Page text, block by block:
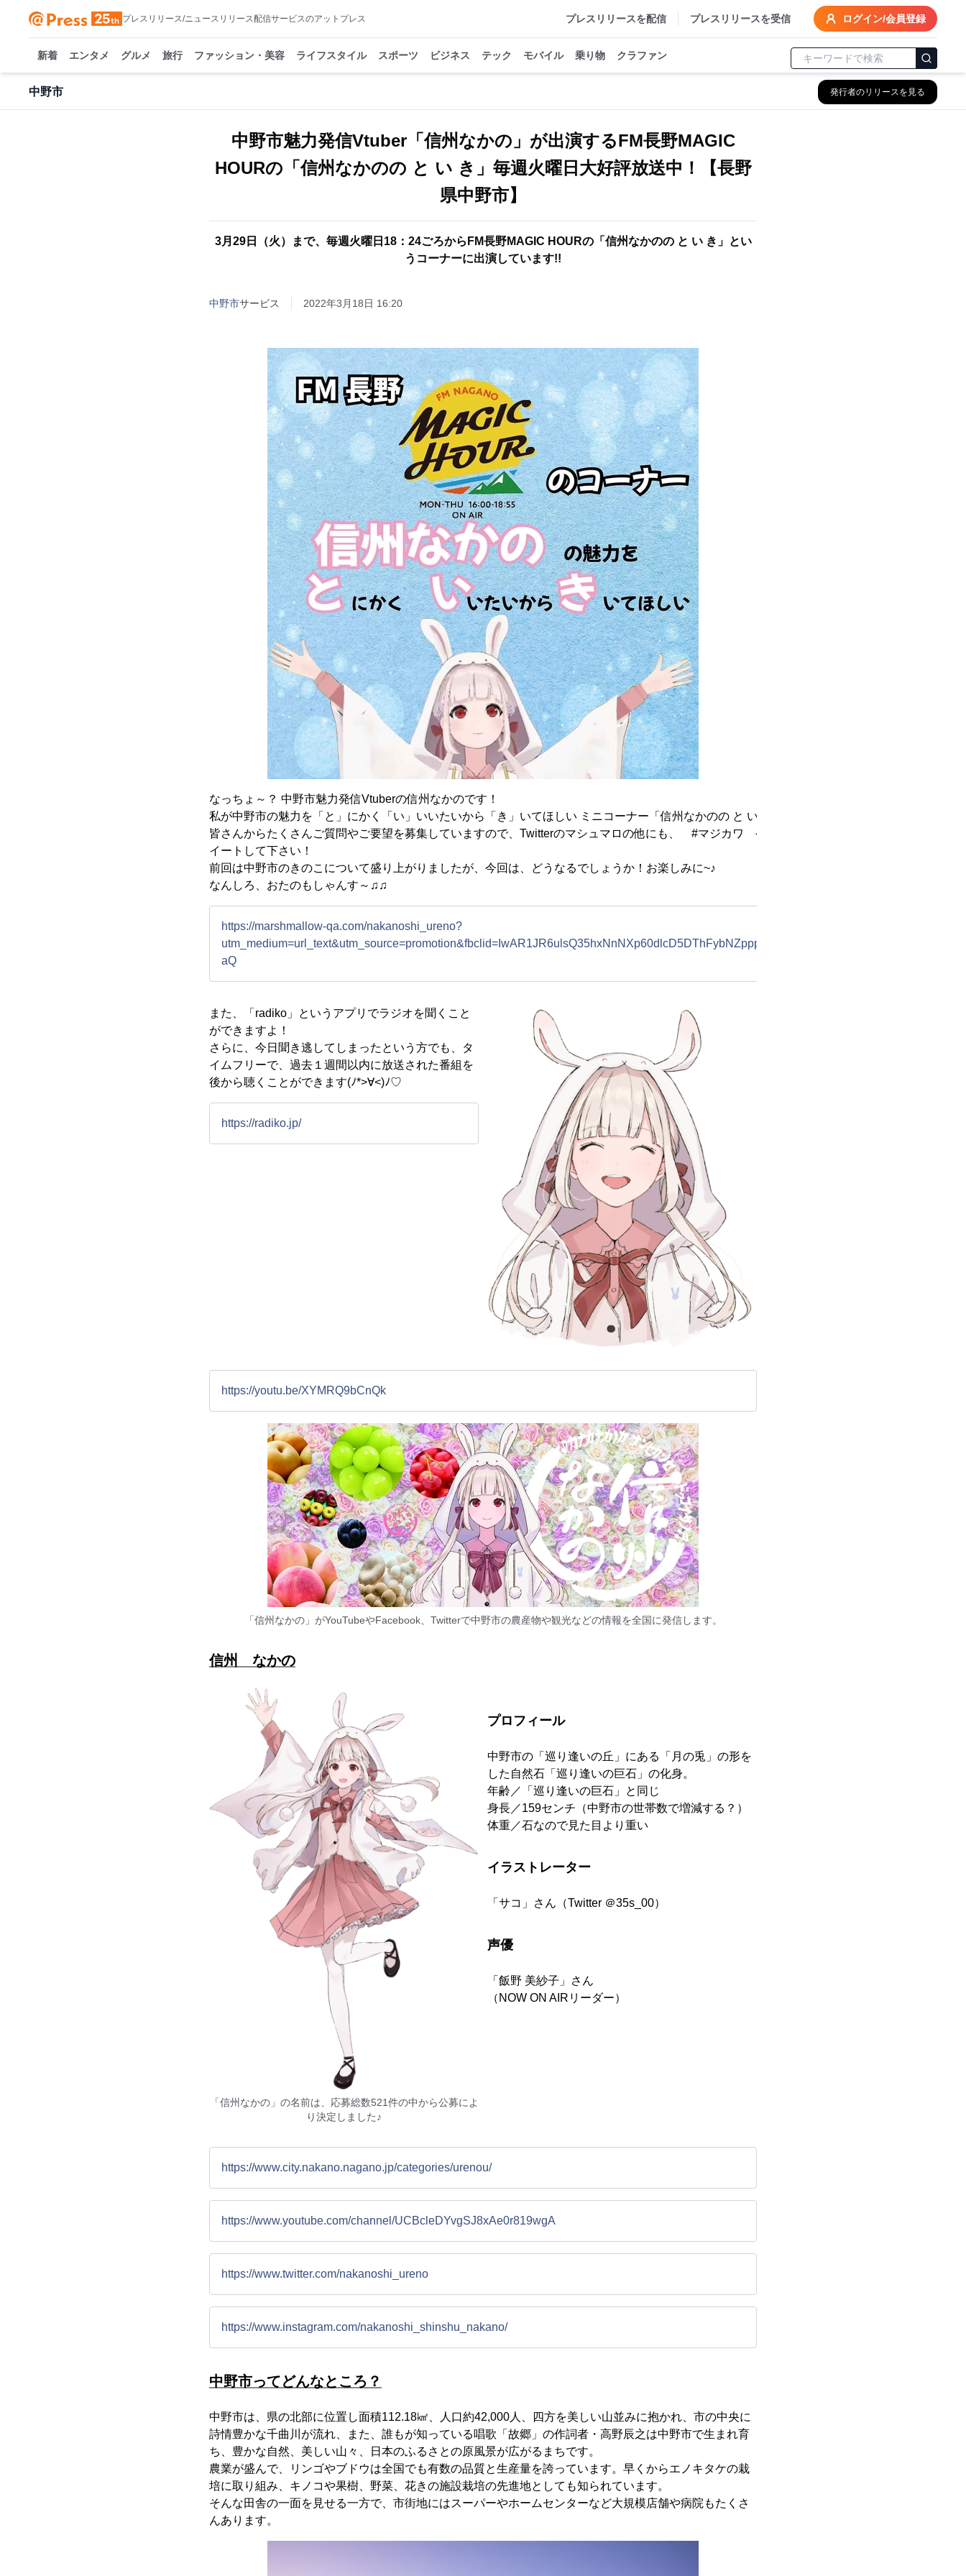
プレスリリース/ニュースリリース配信サービスのアットプレス プレスリリースを配信 プレスリリースを受信 ログイン/会員登録
新着 エンタメ グルメ 旅行 ファッション・美容 ライフスタイル スポーツ ビジネス テック モバイル 乗り物 クラファン
中野市 発行者のリリースを見る
中野市魅力発信Vtuber「信州なかの」が出演するFM長野MAGIC
HOURの「信州なかのの と い き」毎週火曜日大好評放送中！【長野
県中野市】
3月29日（火）まで、毎週火曜日18：24ごろからFM長野MAGIC HOURの「信州なかのの と い き」とい
うコーナーに出演しています!!
中野市サービス 2022年3月18日 16:20
なっちょ～？ 中野市魅力発信Vtuberの信州なかのです！
私が中野市の魅力を「と」にかく「い」いいたいから「き」いてほしい ミニコーナー「信州なかのの と い き」が放送されています♪
皆さんからたくさんご質問やご要望を募集していますので、Twitterのマシュマロの他にも、 #マジカワ や #信州なかの をつけてツ
イートして下さい！
前回は中野市のきのこについて盛り上がりましたが、今回は、どうなるでしょうか！お楽しみに~♪
なんしろ、おたのもしゃんす～♫♫
https://marshmallow-qa.com/nakanoshi_ureno?
utm_medium=url_text&utm_source=promotion&fbclid=IwAR1JR6ulsQ35hxNnNXp60dlcD5DThFybNZppppGVqCemxp9PEesg4hTm-
aQ
また、「radiko」というアプリでラジオを聞くこと
ができますよ！
さらに、今日聞き逃してしまったという方でも、タ
イムフリーで、過去１週間以内に放送された番組を
後から聴くことができます(ﾉ*>∀<)ﾉ♡
https://radiko.jp/
https://youtu.be/XYMRQ9bCnQk
「信州なかの」がYouTubeやFacebook、Twitterで中野市の農産物や観光などの情報を全国に発信します。
信州 なかの
「信州なかの」の名前は、応募総数521件の中から公募によ
り決定しました♪
プロフィール
中野市の「巡り逢いの丘」にある「月の兎」の形を
した自然石「巡り逢いの巨石」の化身。
年齢／「巡り逢いの巨石」と同じ
身長／159センチ（中野市の世帯数で増減する？）
体重／石なので見た目より重い
イラストレーター
「サコ」さん（Twitter ＠35s_00）
声優
「飯野 美紗子」さん
（NOW ON AIRリーダー）
https://www.city.nakano.nagano.jp/categories/urenou/
https://www.youtube.com/channel/UCBcleDYvgSJ8xAe0r819wgA
https://www.twitter.com/nakanoshi_ureno
https://www.instagram.com/nakanoshi_shinshu_nakano/
中野市ってどんなところ？
中野市は、県の北部に位置し面積112.18㎢、人口約42,000人、四方を美しい山並みに抱かれ、市の中央に
詩情豊かな千曲川が流れ、また、誰もが知っている唱歌「故郷」の作詞者・高野辰之は中野市で生まれ育
ち、豊かな自然、美しい山々、日本のふるさとの原風景が広がるまちです。
農業が盛んで、リンゴやブドウは全国でも有数の品質と生産量を誇っています。早くからエノキタケの栽
培に取り組み、キノコや果樹、野菜、花きの施設栽培の先進地としても知られています。
そんな田舎の一面を見せる一方で、市街地にはスーパーやホームセンターなど大規模店舗や病院もたくさ
んあります。